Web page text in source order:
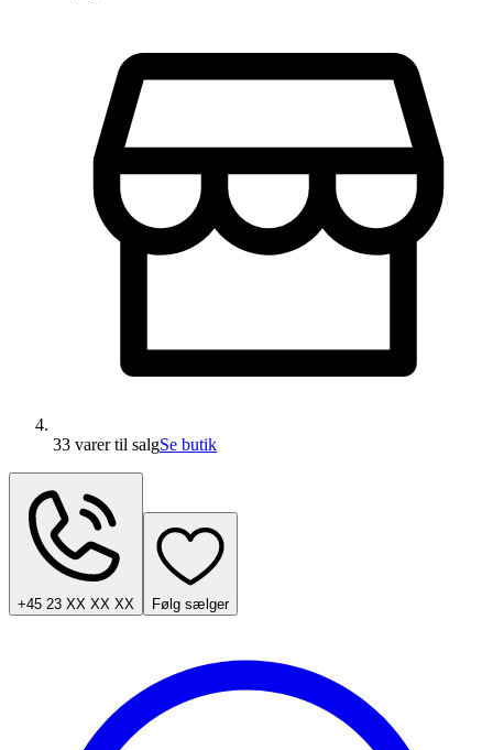
33 varertil salgSe butik
+45 23 XX XX XX Følg sælger